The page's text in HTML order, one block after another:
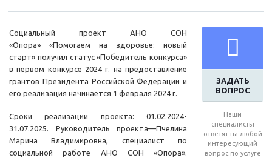
ЗАДАТЬ
ВОПРОС
Наши
специалисты
ответят на любой
интересующий
вопрос по услуге
Социальный проект АНО СОН
«Опора» «Помогаем на здоровье: новый
старт» получил статус «Победитель конкурса»
в первом конкурсе 2024 г. на предоставление
грантов Президента Российской Федерации и
его реализация начинается 1 февраля 2024 г.
Сроки реализации проекта: 01.02.2024-
31.07.2025. Руководитель проекта—Пчелина
Марина Владимировна, специалист по
социальной работе АНО СОН «Опора».